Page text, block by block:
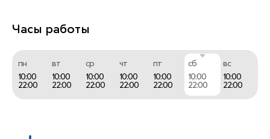
Часы работы
пн
10:00
22:00
вт
10:00
22:00
ср
10:00
22:00
чт
10:00
22:00
пт
10:00
22:00
сб
10:00
22:00
вс
10:00
22:00